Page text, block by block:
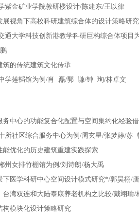
金矿业学院教研楼设计/陈建东/王以律
展视角下高校科研建筑综合体的设计策略研究
大学科技创新港教学科研巨构综合体项目
筑的传统建筑文化传承
莲韬馆为例/肖 磊/郭 谦/钟 珣/林卓文
务中心的功能复合化配置与空间集约化经验
社区综合服务中心为例/周玄星/张梦婷/苏
能优化的历史建筑重建实践探索
女排竹棚馆为例/刘诗朗/杨大禹
下医学科研中心空间设计模式研究*/郭昊栩/
台湾双连和大陆泰康养老机构之比较/戴翊瑜/
构模块化设计策略研究